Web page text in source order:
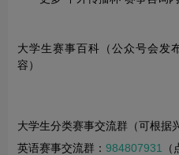
大学生赛事百科（公众号会发
容）
大学生分类赛事交流群（可根据
英语赛事交流群： 984807931